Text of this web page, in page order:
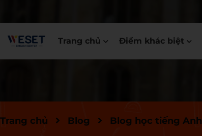
Trang chủ Điểm khác biệt
Trang chủ Blog Blog học tiếng Anh